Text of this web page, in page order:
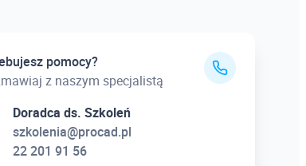
pomocy?
z naszym specjalistą
Doradca ds. Szkoleń
szkolenia@procad.pl
22 201 91 56